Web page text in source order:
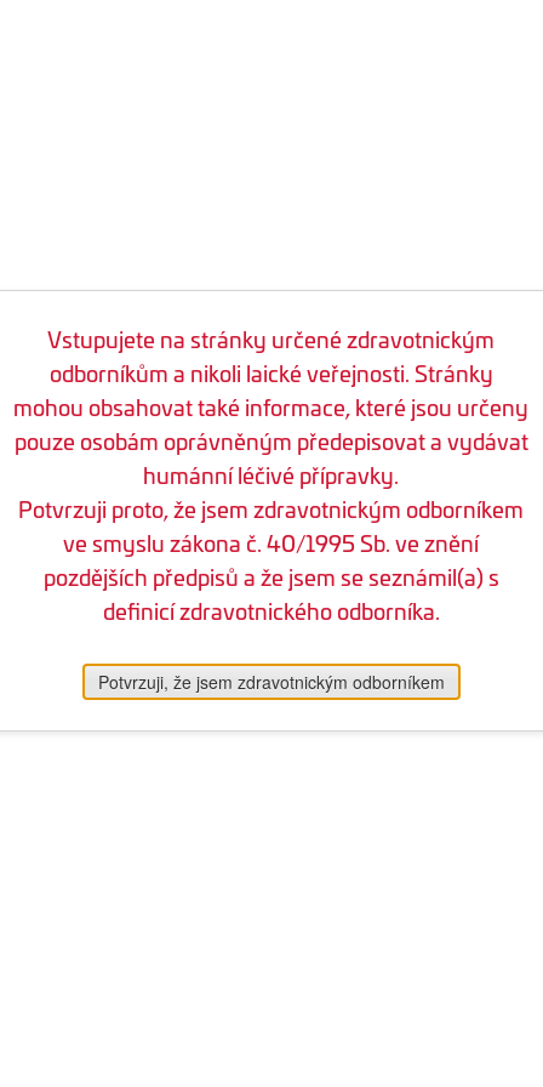
Vstupujete na stránky určené zdravotnickým
odborníkům a nikoli laické veřejnosti. Stránky
mohou obsahovat také informace, které jsou určeny
pouze osobám oprávněným předepisovat a vydávat
humánní léčivé přípravky.
Potvrzuji proto, že jsem zdravotnickým odborníkem
ve smyslu zákona č. 40/1995 Sb. ve znění
pozdějších předpisů a že jsem se seznámil(a) s
definicí zdravotnického odborníka.
Potvrzuji, že jsem zdravotnickým odborníkem